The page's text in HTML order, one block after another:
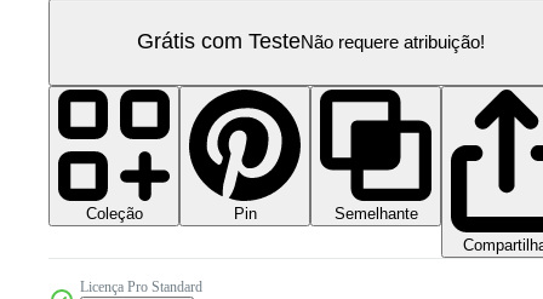
Grátis com TesteNão requere atribuição!
Coleção Pin
Semelhante
Licença Pro Standard